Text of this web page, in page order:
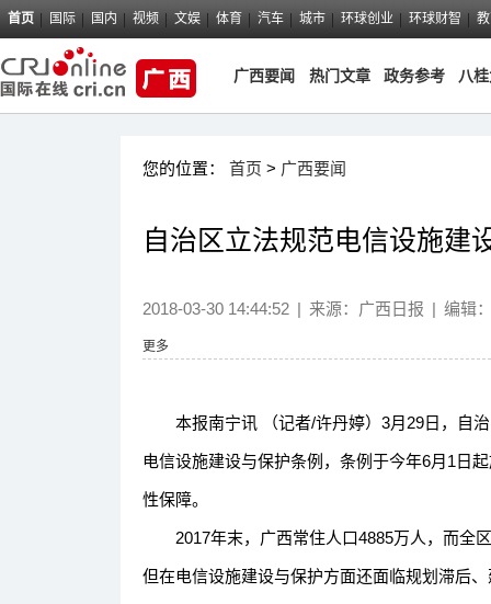
首页 国际 国内 视频 文娱 体育 汽车 城市 环球创业 环球财智
广西要闻 热门文章 政务参考 八
您的位置： 首页 > 广西要闻
自治区立法规范电信设施建
2018-03-30 14:44:52 | 来源： 广西日报 | 编辑
更多
本报南宁讯 （记者/许丹婷）3月29日，自治
电信设施建设与保护条例，条例于今年6月1日
性保障。
2017年末，广西常住人口4885万人，而全区
但在电信设施建设与保护方面还面临规划滞后